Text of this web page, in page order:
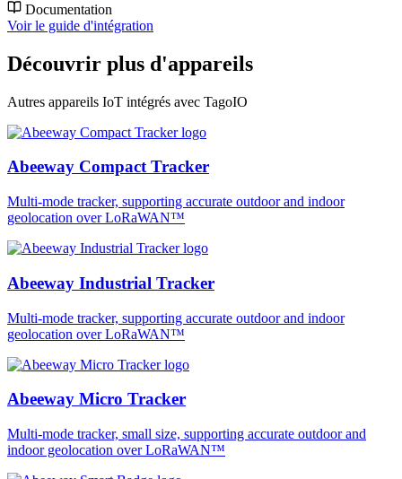
Documentation
Voir le guide d'intégration
Découvrir plus d'appareils
Autres appareils IoT intégrés avec TagoIO
Abeeway Compact Tracker
Multi-mode tracker, supporting accurate outdoor and indoor
geolocation over LoRaWAN™
Abeeway Industrial Tracker
Multi-mode tracker, supporting accurate outdoor and indoor
geolocation over LoRaWAN™
Abeeway Micro Tracker
Multi-mode tracker, small size, supporting accurate outdoor and
indoor geolocation over LoRaWAN™